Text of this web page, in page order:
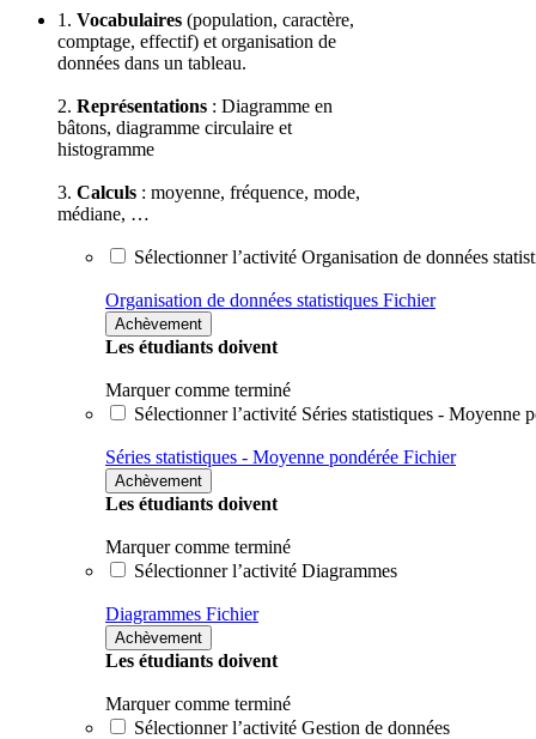
1. Vocabulaires (population, caractère,
comptage, effectif) et organisation de
données dans un tableau.
2. Représentations : Diagramme en
bâtons, diagramme circulaire et
histogramme
3. Calculs : moyenne, fréquence, mode,
médiane, …
Sélectionner l’activité Organisation de données
Organisation de données statistiques Fichier
Achèvement
Les étudiants doivent
Marquer comme terminé
Sélectionner l’activité Séries statistiques - Moyenne
Séries statistiques - Moyenne pondérée Fichier
Achèvement
Les étudiants doivent
Marquer comme terminé
Sélectionner l’activité Diagrammes
Diagrammes Fichier
Achèvement
Les étudiants doivent
Marquer comme terminé
Sélectionner l’activité Gestion de données